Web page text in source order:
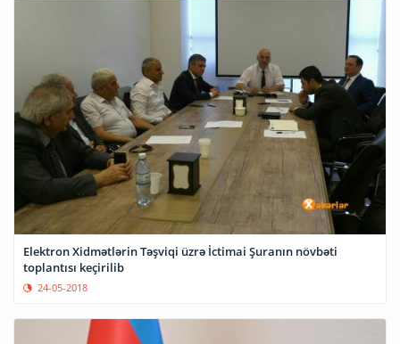
Elektron Xidmətlərin Təşviqi üzrə İctimai Şuranın növbəti
toplantısı keçirilib
24-05-2018